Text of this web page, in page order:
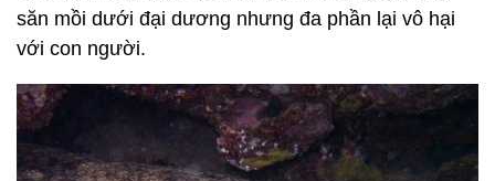
săn mồi dưới đại dương nhưng đa phần lại vô hại
với con người.